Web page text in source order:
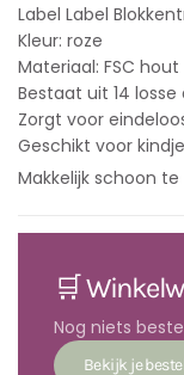
Label Label
Kleur: roze
Materiaal: FSC hout
Bestaat uit 14 losse
Zorgt voor
Geschikt voor
Makkelijk schoon
🛒
Nog niets